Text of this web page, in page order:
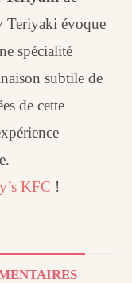
Teriyaki évoque
spécialité
subtile de
de cette
KFC !